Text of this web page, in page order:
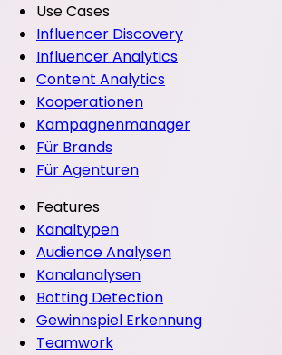
Use Cases
Influencer Discovery
Influencer Analytics
Content Analytics
Kooperationen
Kampagnenmanager
Für Brands
Für Agenturen
Features
Kanaltypen
Audience Analysen
Kanalanalysen
Botting Detection
Gewinnspiel Erkennung
Teamwork